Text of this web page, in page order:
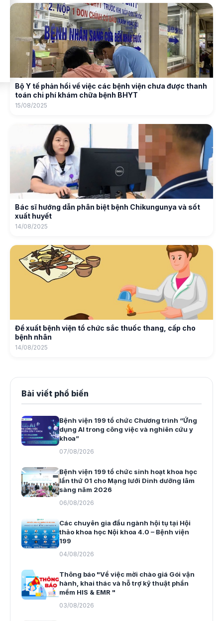
Bộ Y tế phản hồi về việc các bệnh viện chưa được thanh
toán chi phí khám chữa bệnh BHYT
15/08/2025
Bác sĩ hướng dẫn phân biệt bệnh Chikungunya và sốt
xuất huyết
14/08/2025
Đề xuất bệnh viện tổ chức sắc thuốc thang, cấp cho
bệnh nhân
14/08/2025
Bài viết phổ biến
Bệnh viện 199 tổ chức Chương trình “Ứng
dụng AI trong công việc và nghiên cứu y
khoa”
07/08/2026
Bệnh viện 199 tổ chức sinh hoạt khoa học
lần thứ 01 cho Mạng lưới Dinh dưỡng lâm
sàng năm 2026
06/08/2026
Các chuyên gia đầu ngành hội tụ tại Hội
thảo khoa học Nội khoa 4.0 – Bệnh viện
199
04/08/2026
Thông báo "Về việc mời chào giá Gói vận
hành, khai thác và hỗ trợ kỹ thuật phần
mềm HIS & EMR "
03/08/2026